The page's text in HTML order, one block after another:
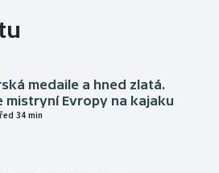
medaile a hned zlatá.
mistryní Evropy na kajaku
34 min